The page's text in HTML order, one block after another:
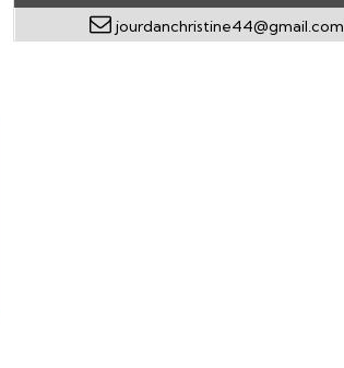
jourdanchristine44@gmail.com